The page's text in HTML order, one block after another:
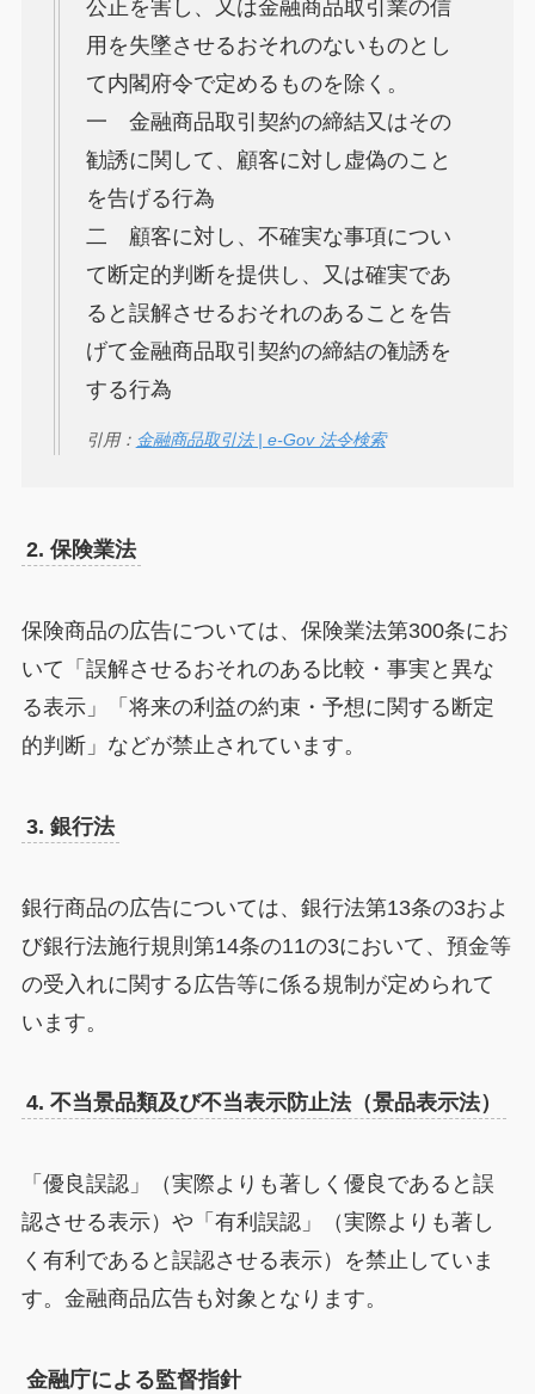
公正を害し、又は金融商品取引業の信
用を失墜させるおそれのないものとし
て内閣府令で定めるものを除く。
一 金融商品取引契約の締結又はその
勧誘に関して、顧客に対し虚偽のこと
を告げる行為
二 顧客に対し、不確実な事項につい
て断定的判断を提供し、又は確実であ
ると誤解させるおそれのあることを告
げて金融商品取引契約の締結の勧誘を
する行為
引用： 金融商品取引法 | e-Gov 法令検索
2. 保険業法
保険商品の広告については、保険業法第300条にお
いて「誤解させるおそれのある比較・事実と異な
る表示」「将来の利益の約束・予想に関する断定
的判断」などが禁止されています。
3. 銀行法
銀行商品の広告については、銀行法第13条の3およ
び銀行法施行規則第14条の11の3において、預金等
の受入れに関する広告等に係る規制が定められて
います。
4. 不当景品類及び不当表示防止法（景品表示法）
「優良誤認」（実際よりも著しく優良であると誤
認させる表示）や「有利誤認」（実際よりも著し
く有利であると誤認させる表示）を禁止していま
す。金融商品広告も対象となります。
金融庁による監督指針